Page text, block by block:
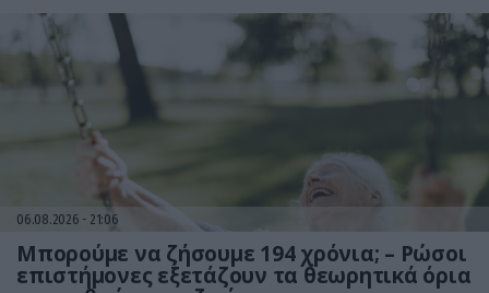
06.08.2026 21:06
Μπορούμε να ζήσουμε 194 χρόνια; – Ρώσοι
επιστήμονες εξετάζουν τα θεωρητικά όρια